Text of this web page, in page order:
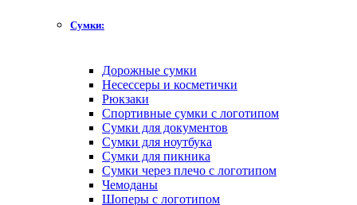
Сумки:
Дорожные сумки
Несессеры и косметички
Рюкзаки
Спортивные сумки с логотипом
Сумки для документов
Сумки для ноутбука
Сумки для пикника
Сумки через плечо с логотипом
Чемоданы
Шоперы с логотипом